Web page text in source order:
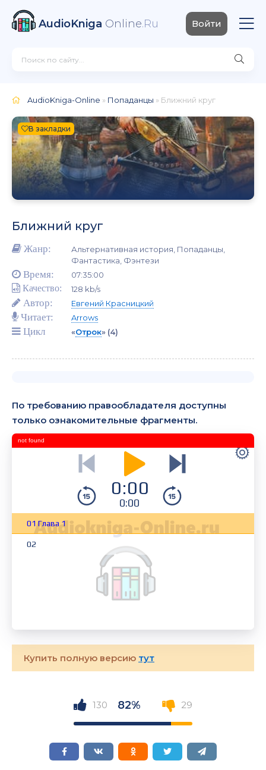
AudioKniga Online.Ru Войти
AudioKniga-Online » Попаданцы » Ближний круг
В закладки
Ближний круг
Жанр:
Альтернативная история, Попаданцы,
Фантастика, Фэнтези
Время: 07:35:00
Качество: 128 kb/s
Автор: Евгений Красницкий
Читает: Arrows
Цикл «Отрок» (4)
По требованию правообладателя доступны
только ознакомительные фрагменты.
0:00
0:00
01 Глава 1
02
not found
Купить полную версию тут
130 82% 29